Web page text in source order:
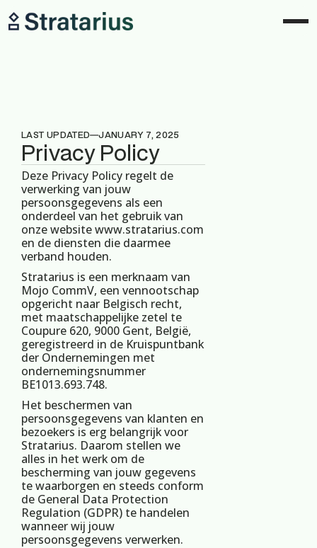
LAST UPDATED JANUARY 7, 2025
Privacy Policy
Deze Privacy Policy regelt de
verwerking van jouw
persoonsgegevens als een
onderdeel van het gebruik van
onze website www.stratarius.com
en de diensten die daarmee
verband houden.
Stratarius is een merknaam van
Mojo CommV, een vennootschap
opgericht naar Belgisch recht,
met maatschappelijke zetel te
Coupure 620, 9000 Gent, België,
geregistreerd in de Kruispuntbank
der Ondernemingen met
ondernemingsnummer
BE1013.693.748.
Het beschermen van
persoonsgegevens van klanten en
bezoekers is erg belangrijk voor
Stratarius. Daarom stellen we
alles in het werk om de
bescherming van jouw gegevens
te waarborgen en steeds conform
de General Data Protection
Regulation (GDPR) te handelen
wanneer wij jouw
persoonsgegevens verwerken.